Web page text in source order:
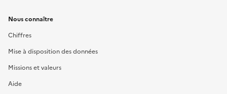
Nous connaître
Chiffres
Mise à disposition des données
Missions et valeurs
Aide